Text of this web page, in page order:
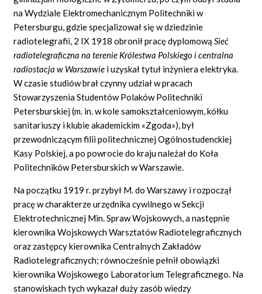
na Wydziale Elektromechanicznym Politechniki w
Petersburgu, gdzie specjalizował się w dziedzinie
radiotelegrafii, 2 IX 1918 obronił pracę dyplomowąSieć
radiotelegraficzna na terenie Królestwa Polskiego i centralna
radiostacja w Warszawie i uzyskał tytuł inżyniera elektryka.
W czasie studiów brał czynny udział w pracach
Stowarzyszenia Studentów Polaków Politechniki
Petersburskiej (m. in. w kole samokształceniowym, kółku
sanitariuszy i klubie akademickim «Zgoda»), był
przewodniczącym filii politechnicznej Ogólnostudenckiej
Kasy Polskiej, a po powrocie do kraju należał do Koła
Politechników Petersburskich w Warszawie.
Na początku 1919 r. przybył M. do Warszawy i rozpoczął
pracę w charakterze urzędnika cywilnego w Sekcji
Elektrotechnicznej Min. Spraw Wojskowych, a następnie
kierownika Wojskowych Warsztatów Radiotelegraficznych
oraz zastępcy kierownika Centralnych Zakładów
Radiotelegraficznych; równocześnie pełnił obowiązki
kierownika Wojskowego Laboratorium Telegraficznego. Na
stanowiskach tych wykazał duży zasób wiedzy